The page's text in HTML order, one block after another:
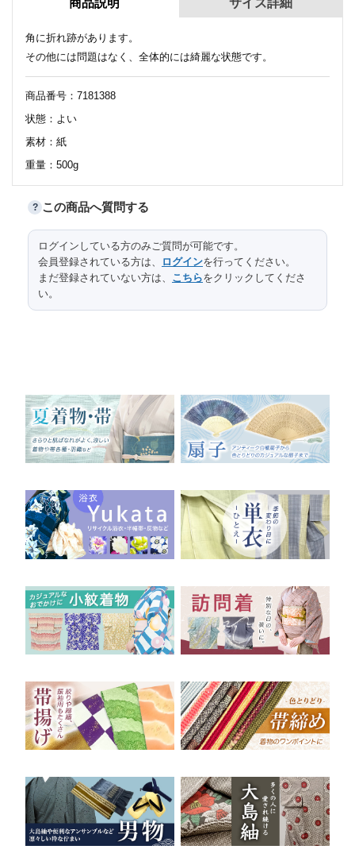
角に折れ跡があります。
その他には問題はなく、全体的には綺麗な状態です。
商品番号：7181388
状態：よい
素材：紙
重量：500g
サイズ 口径 高台径 高さ 縦
全体 27.2 24.2
? この商品へ質問する
ログインしている方のみご質問が可能です。
会員登録されている方は、
ログインを行ってください。
まだ登録されていない方は、 こちらをクリックしてくださ
い。